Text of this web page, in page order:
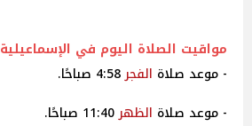
مواقيت الصلاة اليوم في الإسماعيلية
- موعد صلاة الفجر4:58 صباحًا.
- موعد صلاة الظهر11:40 صباحًا.